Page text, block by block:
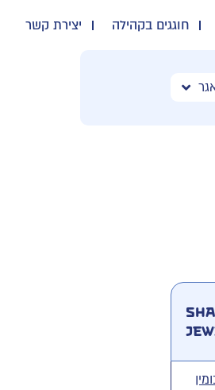
חוגגים בקהילה יצירת קשר